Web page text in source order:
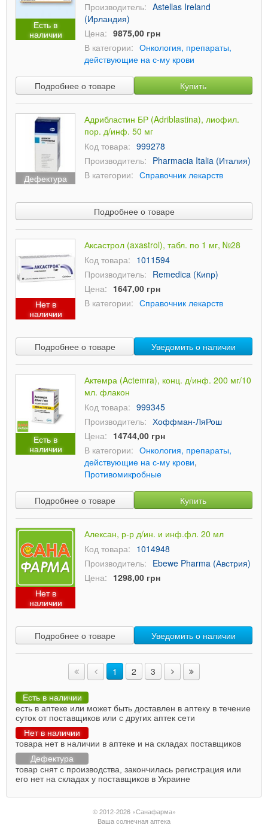
Есть в
наличии
Производитель: Astellas Ireland
(Ирландия)
Цена: 9875,00 грн
В категории: Онкология, препараты,
действующие на с-му крови
Подробнее о товаре Купить
Дефектура
Адрибластин БР (Adriblastina), лиофил.
пор. д/инф. 50 мг
Код товара: 999278
Производитель: Pharmacia Italia (Италия)
В категории: Справочник лекарств
Подробнее о товаре
Нет в
наличии
Аксастрол (axastrol), табл. по 1 мг, №28
Код товара: 1011594
Производитель: Remedica (Кипр)
Цена: 1647,00 грн
В категории: Справочник лекарств
Подробнее о товаре Уведомить о наличии
Есть в
наличии
Актемра (Actemra), конц. д/инф. 200 мг/10
мл. флакон
Код товара: 999345
Производитель: Хоффман-ЛяРош
Цена: 14744,00 грн
В категории: Онкология, препараты,
действующие на с-му крови,
Противомикробные
Подробнее о товаре Купить
Нет в
наличии
Алексан, р-р д/ин. и инф.фл. 20 мл
Код товара: 1014948
Производитель: Ebewe Pharma (Австрия)
Цена: 1298,00 грн
Подробнее о товаре Уведомить о наличии
1 2 3
Есть в наличии
есть в аптеке или может быть доставлен в аптеку в течение
суток от поставщиков или с других аптек сети
Нет в наличии
товара нет в наличии в аптеке и на складах поставщиков
Дефектура
товар снят с производства, закончилась регистрация или
его нет на складах у поставщиков в Украине
© 2012-2026 «Санафарма»
Ваша солнечная аптека